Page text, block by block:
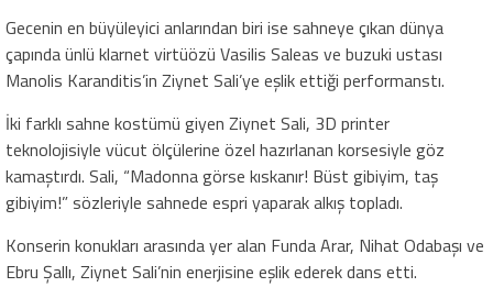
Gecenin en büyüleyici anlarından biri ise sahneye çıkan dünya
çapında ünlü klarnet virtüözü Vasilis Saleas ve buzuki ustası
Manolis Karanditis’in Ziynet Sali’ye eşlik ettiği performanstı.
İki farklı sahne kostümü giyen Ziynet Sali, 3D printer
teknolojisiyle vücut ölçülerine özel hazırlanan korsesiyle göz
kamaştırdı. Sali, “Madonna görse kıskanır! Büst gibiyim, taş
gibiyim!” sözleriyle sahnede espri yaparak alkış topladı.
Konserin konukları arasında yer alan Funda Arar, Nihat Odabaşı ve
Ebru Şallı, Ziynet Sali’nin enerjisine eşlik ederek dans etti.